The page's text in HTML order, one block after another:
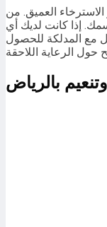
العميق. من
إذا كانت لديك أي
مع المدلكة للحصول
بالرياض